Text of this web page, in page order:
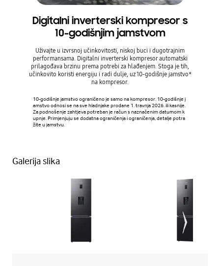
Digitalni inverterski kompresor s
10-godišnjim jamstvom
Uživajte u izvrsnoj učinkovitosti, niskoj buci i dugotrajnim
performansama. Digitalni inverterski kompresor automatski
prilagođava brzinu prema potrebi za hlađenjem. Stoga je tih,
učinkovito koristi energiju i radi dulje, uz 10-godišnje jamstvo*
na kompresor.
10-godišnje jamstvo ograničeno je samo na kompresor. 10-godišnje j
amstvo odnosi se na sve hladnjake prodane 1. travnja 2026. ili kasnije.
Za podnošenje zahtjeva potreban je račun s naznačenim datumom k
upnje. Primjenjuju se dodatna ograničenja i ograničenja, detalje potra
žite u jamstvu.
Galerija slika